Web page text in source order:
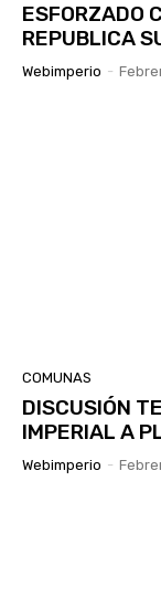
ESFORZADO
REPUBLICA
Webimperio -
COMUNAS
DISCUSIÓN
IMPERIAL A
Webimperio -